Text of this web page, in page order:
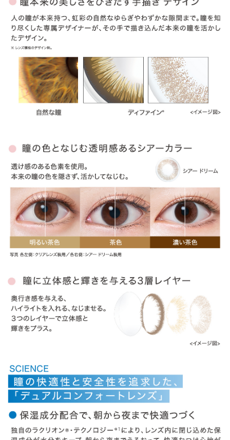
ITEM REVIEWS
この商品のレビュー
この商品のレビューはまだありません。
商品レビューの投稿は ログインが必要です。
OTHER COLOR
その他のカラー
» ナチュラルシャイン
» ラディアントシック
» ラディアントチャーム
商品についてのお問い合わせ